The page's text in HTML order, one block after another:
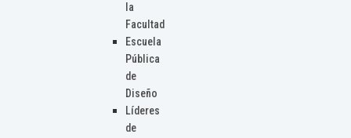
la
Facultad
Escuela
Pública
de
Diseño
Líderes
de